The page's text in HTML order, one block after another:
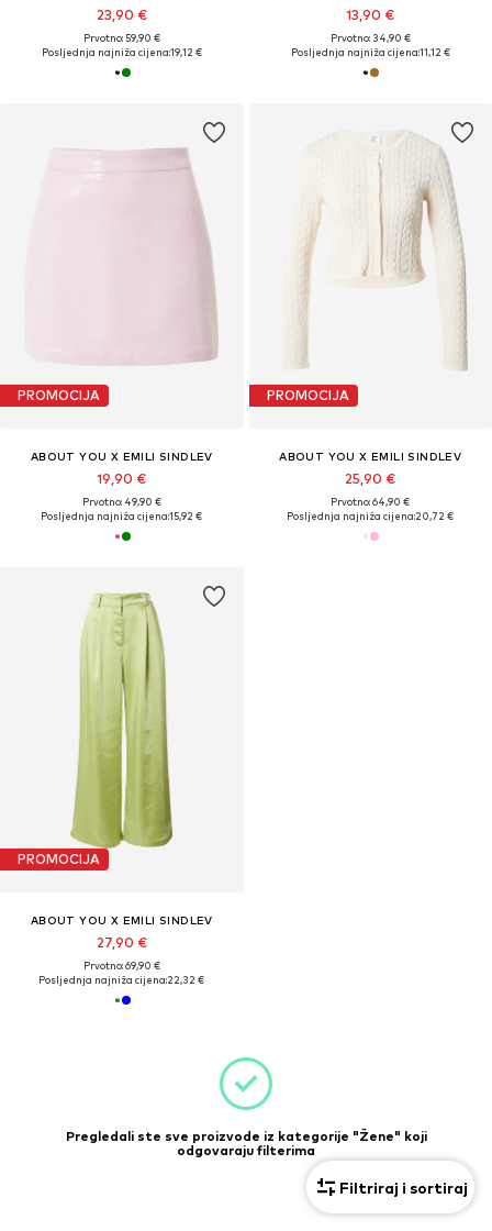
23,90 €
Prvotno: 59,90 €
Posljednja najniža cijena:19,12 €
13,90 €
Prvotno: 34,90 €
Posljednja najniža cijena:11,12 €
PROMOCIJA
ABOUT YOU X EMILI SINDLEV
19,90 €
Prvotno: 49,90 €
Posljednja najniža cijena:15,92 €
PROMOCIJA
ABOUT YOU X EMILI SINDLEV
25,90 €
Prvotno: 64,90 €
Posljednja najniža cijena:20,72 €
PROMOCIJA
ABOUT YOU X EMILI SINDLEV
27,90 €
Prvotno: 69,90 €
Posljednja najniža cijena:22,32 €
Pregledali ste sve proizvode iz kategorije "Žene" koji
odgovaraju filterima
Filtriraj i sortiraj